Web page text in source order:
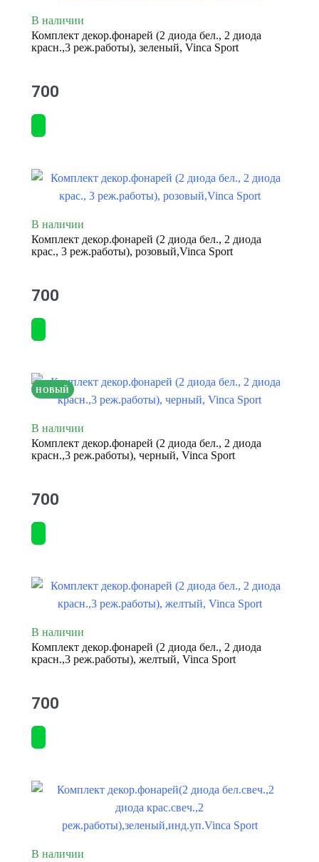
В наличии
Комплект декор.фонарей (2 диода бел., 2 диода
красн.,3 реж.работы), зеленый, Vinca Sport
700
В наличии
Комплект декор.фонарей (2 диода бел., 2 диода
крас., 3 реж.работы), розовый,Vinca Sport
700
НОВЫЙ
В наличии
Комплект декор.фонарей (2 диода бел., 2 диода
красн.,3 реж.работы), черный, Vinca Sport
700
В наличии
Комплект декор.фонарей (2 диода бел., 2 диода
красн.,3 реж.работы), желтый, Vinca Sport
700
В наличии